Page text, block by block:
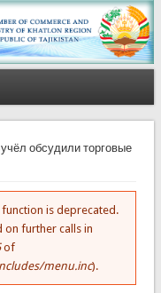
обсудили торговые
function is deprecated.
on further calls in
of
menu.inc).